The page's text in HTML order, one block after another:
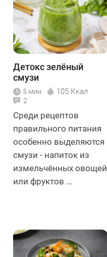
Детокс зелёный
смузи
5 мин 105 Ккал
2
Среди рецептов
правильного питания
особенно выделяются
смузи - напиток из
измельчённых овощей
или фруктов ...